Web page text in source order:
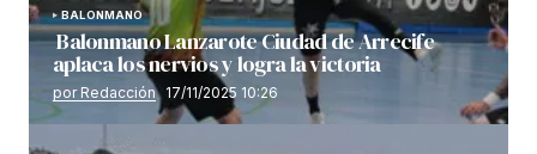
BALONMANO
Balonmano Lanzarote Ciudad de Arrecife
aplaca los nervios y logra la victoria
por Redacción 17/11/2025 10:26